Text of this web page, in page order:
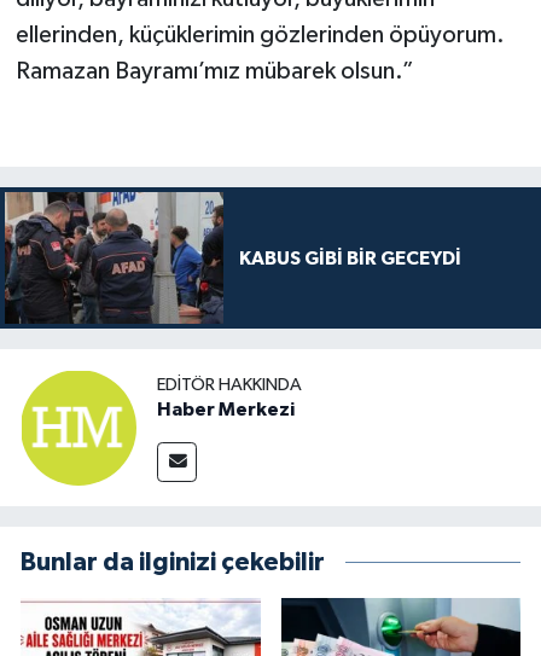
ellerinden, küçüklerimin gözlerinden öpüyorum.
Ramazan Bayramı’mız mübarek olsun.”
KABUS GİBİ BİR GECEYDİ
EDITÖR HAKKINDA
Haber Merkezi
Bunlar da ilginizi çekebilir